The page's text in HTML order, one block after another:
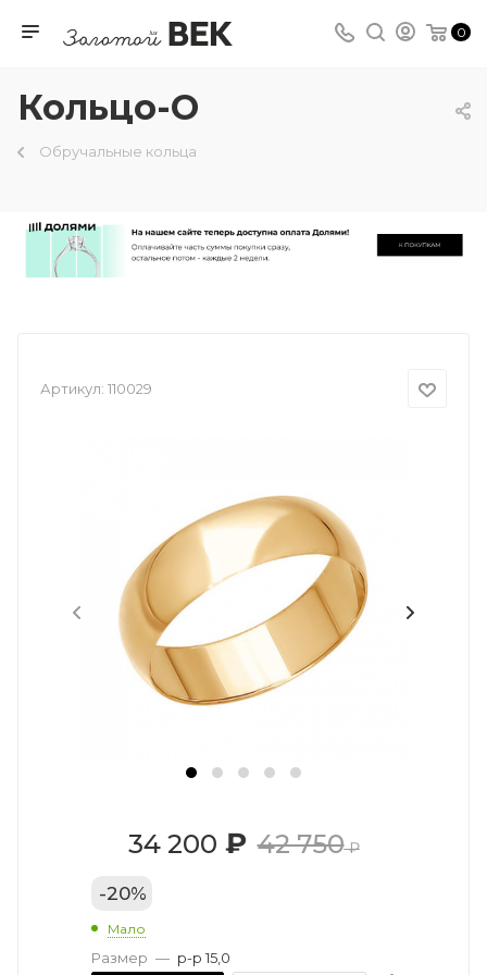
0
Кольцо-О
Обручальные кольца
Артикул: 110029
34 200 ₽ 42 750₽
-20%
Мало
Размер — р-р 15,0